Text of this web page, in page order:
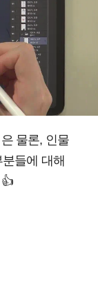
물론, 인물
들에 대해
👍